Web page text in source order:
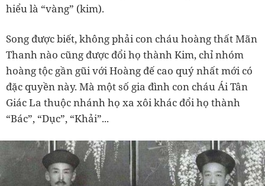
hiểu là “vàng” (kim).
Song được biết, không phải con cháu hoàng thất Mãn
Thanh nào cũng được đổi họ thành Kim, chỉ nhóm
hoàng tộc gần gũi với Hoàng đế cao quý nhất mới có
đặc quyền này. Mà một số gia đình con cháu Ái Tân
Giác La thuộc nhánh họ xa xôi khác đổi họ thành
“Bác”, “Dục”, “Khải”...